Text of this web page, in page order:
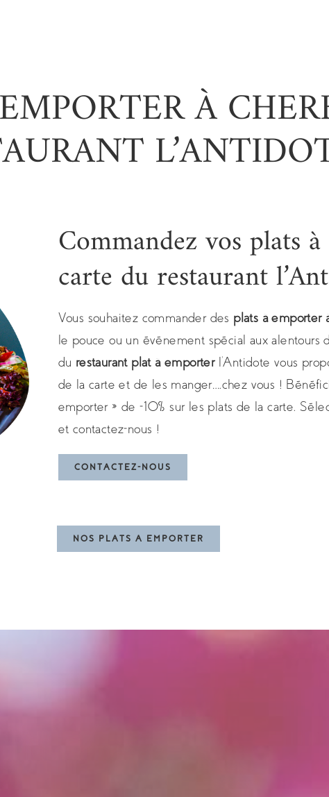
À
Commandez vos plats
carte du restaurant
Vous souhaitez commander des plats à emporter
le pouce ou un événement spécial aux alentours
du restaurant plat à emporterl’Antidote vous
de la carte et de les manger….chez vous !
emporter » de -10% sur les plats de la carte.
et contactez-nous !
CONTACTEZ-NOUS
NOS PLATS A EMPORTER